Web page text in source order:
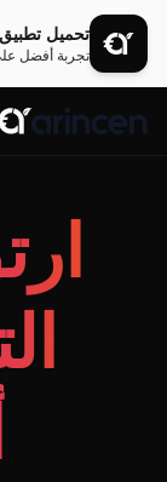
تحميل
تجربة أفضل